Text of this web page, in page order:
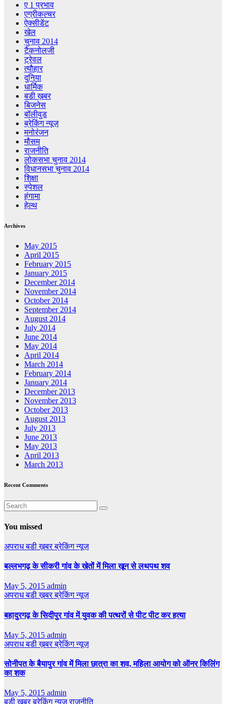
ए 1 प्रभाव
एग्रीकल्चर
ऐक्सीडेंट
खेल
चुनाव 2014
टैकनोलजी
ट्रेवल
त्यौहार
दुनिया
धार्मिक
बडी ख़बर
बिजनेस
बॉलीवुड
ब्रेकिंग न्यूज़
मनोरंजन
मौसम
राजनीति
लोकसभा चुनाव 2014
विधानसभा चुनाव 2014
शिक्षा
स्पेशल
हंगामा
हेल्थ
Archives
May 2015
April 2015
February 2015
January 2015
December 2014
November 2014
October 2014
September 2014
August 2014
July 2014
June 2014
May 2014
April 2014
March 2014
February 2014
January 2014
December 2013
November 2013
October 2013
August 2013
July 2013
June 2013
May 2013
April 2013
March 2013
Recent Comments
You missed
अपराधबडी ख़बरब्रेकिंग न्यूज़
बल्लभगढ़ के सीकरी गांव के खेतों में मिला खून से लथपथ शव
May 5, 2015 admin
अपराधबडी ख़बरब्रेकिंग न्यूज़
बहादुरगढ़ के सिदीपुर गांव में युवक की पत्थरों से पीट पीट कर हत्या
May 5, 2015 admin
अपराधबडी ख़बरब्रेकिंग न्यूज़
सोनीपत के बैयापुर गांव में मिला छात्रा का शव, महिला आयोग को ऑनर किलिंग
का शक
May 5, 2015 admin
बडी ख़बरब्रेकिंग न्यूज़राजनीति